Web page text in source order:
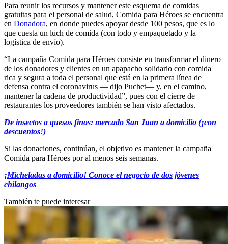
Para reunir los recursos y mantener este esquema de comidas
gratuitas para el personal de salud, Comida para Héroes se encuentra
en Donadora, en donde puedes apoyar desde 100 pesos, que es lo
que cuesta un luch de comida (con todo y empaquetado y la
logística de envío).
“La campaña Comida para Héroes consiste en transformar el dinero
de los donadores y clientes en un apapacho solidario con comida
rica y segura a toda el personal que está en la primera línea de
defensa contra el coronavirus — dijo Puchet— y, en el camino,
mantener la cadena de productividad”, pues con el cierre de
restaurantes los proveedores también se han visto afectados.
De insectos a quesos finos: mercado San Juan a domicilio (¡con
descuentos!)
Si las donaciones, continúan, el objetivo es mantener la campaña
Comida para Héroes por al menos seis semanas.
¡Micheladas a domicilio! Conoce el negocio de dos jóvenes
chilangos
También te puede interesar